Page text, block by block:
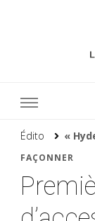
Édito «
FAÇONNER